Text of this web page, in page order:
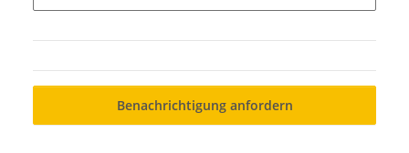
Benachrichtigung anfordern